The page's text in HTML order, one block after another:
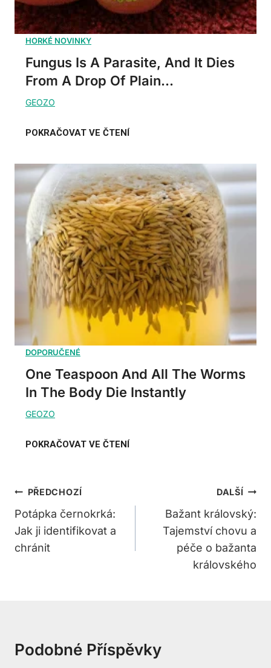
Fungus Is A Parasite, And It Dies
From A Drop Of Plain...
One Teaspoon And All The Worms
In The Body Die Instantly
Navigace
Pro
Příspěvek
PŘEDCHOZÍ
Potápka černokrká:
Jak ji identifikovat a
chránit
DALŠÍ
Bažant královský:
Tajemství chovu a
péče o bažanta
královského
Podobné Příspěvky